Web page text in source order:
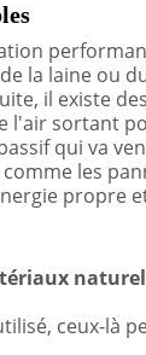
la laine ou
il existe
l'air sortant
qui va
comme les
propre
ceux-là